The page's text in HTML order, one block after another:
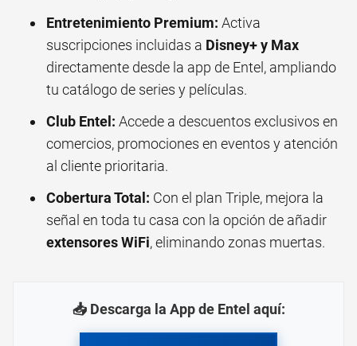
Entretenimiento Premium: Activa
suscripciones incluidas a Disney+ y Max
directamente desde la app de Entel, ampliando
tu catálogo de series y películas.
Club Entel: Accede a descuentos exclusivos en
comercios, promociones en eventos y atención
al cliente prioritaria.
Cobertura Total: Con el plan Triple, mejora la
señal en toda tu casa con la opción de añadir
extensores WiFi, eliminando zonas muertas.
📥 Descarga la App de Entel aquí: